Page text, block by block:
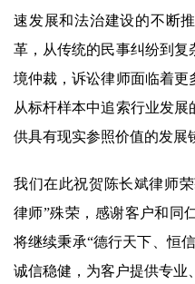
速发展和法治建设的不断
革，从传统的民事纠纷到复
境仲裁，诉讼律师面临着
从标杆样本中追索行业发
供具有现实参照价值的发展
我们在此祝贺陈长斌律师
律师”殊荣，感谢客户和同
将继续秉承“德行天下、恒
诚信稳健，为客户提供专业